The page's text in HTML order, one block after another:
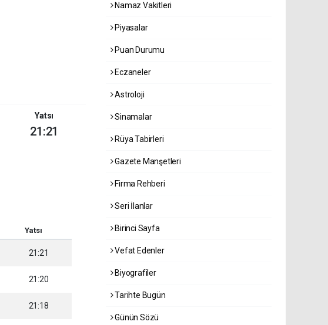
Yatsı
21:21
Yatsı
21:21
21:20
21:18
Namaz Vakitleri
Piyasalar
Puan Durumu
Eczaneler
Astroloji
Sinamalar
Rüya Tabirleri
Gazete Manşetleri
Firma Rehberi
Seri İlanlar
Birinci Sayfa
Vefat Edenler
Biyografiler
Tarihte Bugün
Günün Sözü